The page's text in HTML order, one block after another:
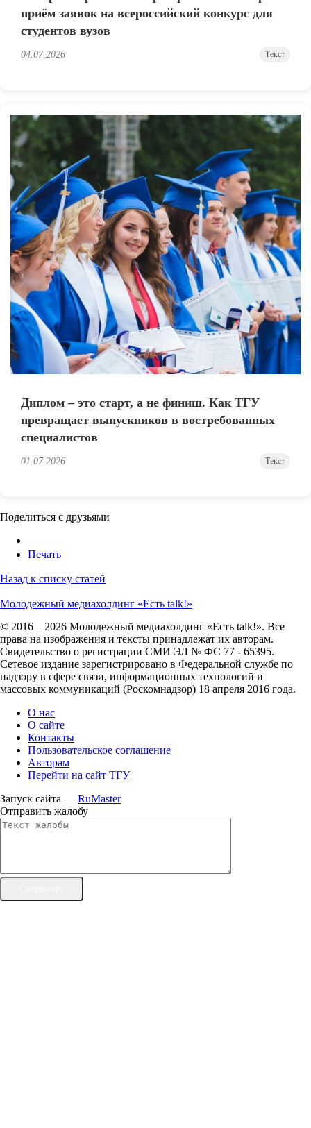
приём заявок на всероссийский конкурс для
студентов вузов
04.07.2026 Текст
Диплом – это старт, а не финиш. Как ТГУ
превращает выпускников в востребованных
специалистов
01.07.2026 Текст
Поделиться с друзьями
Печать
Назад к списку статей
Молодежный медиахолдинг «Есть talk!»
© 2016 – 2026 Молодежный медиахолдинг «Есть talk!». Все
права на изображения и тексты принадлежат их авторам.
Свидетельство о регистрации СМИ ЭЛ № ФС 77 - 65395.
Сетевое издание зарегистрировано в Федеральной службе по
надзору в сфере связи, информационных технологий и
массовых коммуникаций (Роскомнадзор) 18 апреля 2016 года.
О нас
О сайте
Контакты
Пользовательское соглашение
Авторам
Перейти на сайт ТГУ
Запуск сайта — RuMaster
Отправить жалобу